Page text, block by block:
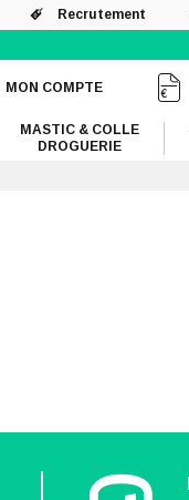
Recrutement
MON COMPTE
MASTIC & COLLE
DROGUERIE